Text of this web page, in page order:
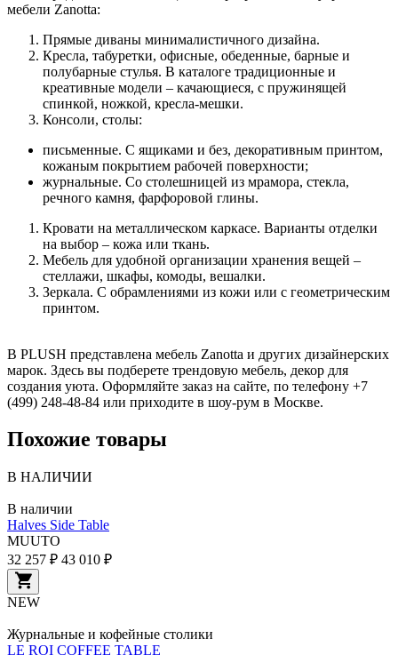
мебели Zanotta:
Прямые диваны минималистичного дизайна.
Кресла, табуретки, офисные, обеденные, барные и
полубарные стулья. В каталоге традиционные и
креативные модели – качающиеся, с пружинящей
спинкой, ножкой, кресла-мешки.
Консоли, столы:
письменные. С ящиками и без, декоративным принтом,
кожаным покрытием рабочей поверхности;
журнальные. Со столешницей из мрамора, стекла,
речного камня, фарфоровой глины.
Кровати на металлическом каркасе. Варианты отделки
на выбор – кожа или ткань.
Мебель для удобной организации хранения вещей –
стеллажи, шкафы, комоды, вешалки.
Зеркала. С обрамлениями из кожи или с геометрическим
принтом.
В PLUSH представлена мебель Zanotta и других дизайнерских
марок. Здесь вы подберете трендовую мебель, декор для
создания уюта. Оформляйте заказ на сайте, по телефону +7
(499) 248-48-84 или приходите в шоу-рум в Москве.
Похожие товары
В НАЛИЧИИ
В наличии
Halves Side Table
MUUTO
32 257 ₽ 43 010 ₽
NEW
Журнальные и кофейные столики
LE ROI COFFEE TABLE